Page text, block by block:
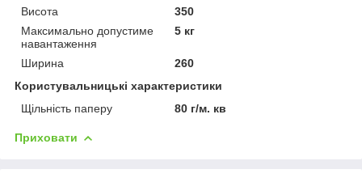
Висота
350
Максимально допустиме
навантаження
5 кг
Ширина
260
Користувальницькі характеристики
Щільність паперу
80 г/м. кв
Приховати